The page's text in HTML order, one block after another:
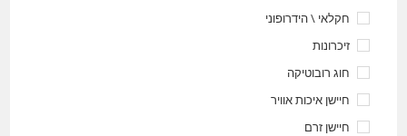
חקלאי \ הידרופוני
זיכרונות
חוג רובוטיקה
חיישן איכות אוויר
חיישן זרם